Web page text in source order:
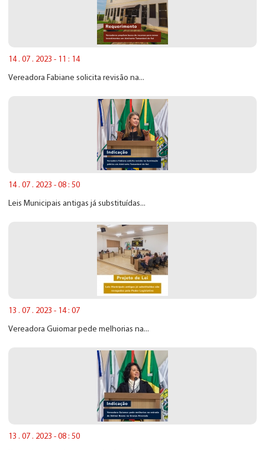
14 . 07 . 2023 - 11 : 14
Vereadora Fabiane solicita revisão na...
14 . 07 . 2023 - 08 : 50
Leis Municipais antigas já substituídas...
13 . 07 . 2023 - 14 : 07
Vereadora Guiomar pede melhorias na...
13 . 07 . 2023 - 08 : 50